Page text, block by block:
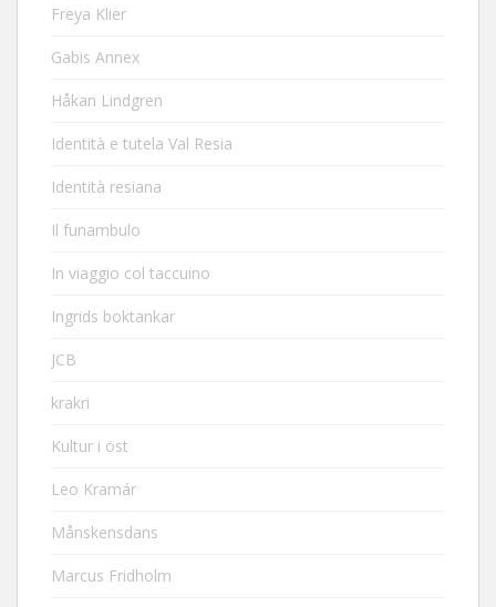
Freya Klier
Gabis Annex
Håkan Lindgren
Identità e tutela Val Resia
Identità resiana
Il funambulo
In viaggio col taccuino
Ingrids boktankar
JCB
krakri
Kultur i öst
Leo Kramár
Månskensdans
Marcus Fridholm